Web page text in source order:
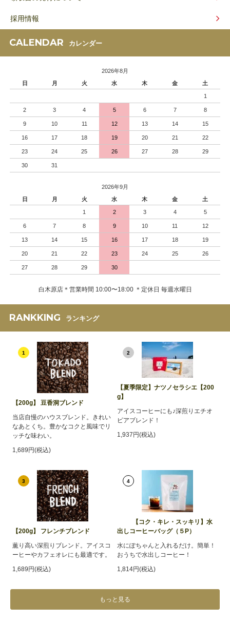
採用情報
CALENDAR カレンダー
2026年8月
日
月 火 水 木 金 土
1
2 3 4 5 6 7 8
9 10 11 12 13 14 15
16 17 18 19 20 21 22
23 24 25 26 27 28 29
30 31
2026年9月
日
月 火 水 木 金 土
1 2 3 4 5
6 7 8 9 10 11 12
13 14 15 16 17 18 19
20 21 22 23 24 25 26
27 28 29 30
白木原店＊営業時間 10:00〜18:00 ＊定休日 毎週水曜日
RANKKING ランキング
1
【200g】 豆香洞ブレンド
当店自慢のハウスブレンド。きれい
なあとくち。豊かなコクと風味でリ
ッチな味わい。
1,689円(税込)
2
【夏季限定】ナツノセラシエ【200
g】
アイスコーヒーにも♪深煎りエチオ
ピアブレンド！
1,937円(税込)
3
【200g】 フレンチブレンド
薫り高い深煎りブレンド。アイスコ
ーヒーやカフェオレにも最適です。
1,689円(税込)
4
【コク・キレ・スッキリ】水
出しコーヒーバッグ（５P）
水にぽちゃんと入れるだけ。簡単！
おうちで水出しコーヒー！
1,814円(税込)
もっと見る